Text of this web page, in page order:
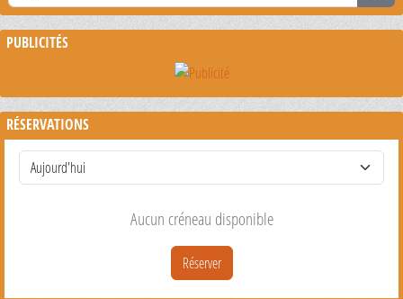
PUBLICITÉS
RÉSERVATIONS
Aucun créneau disponible
Réserver